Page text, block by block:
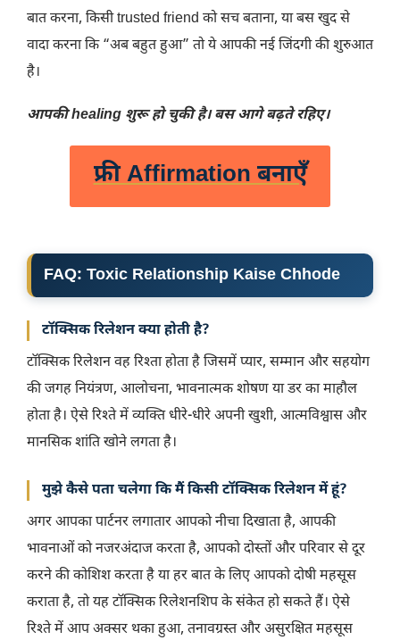
बात करना, किसी trusted friend को सच बताना, या बस खुद से
वादा करना कि “अब बहुत हुआ” तो ये आपकी नई जिंदगी की शुरुआत
है।
आपकी healing शुरू हो चुकी है। बस आगे बढ़ते रहिए।
फ्री Affirmation बनाएँ
FAQ: Toxic Relationship Kaise Chhode
टॉक्सिक रिलेशन क्या होती है?
टॉक्सिक रिलेशन वह रिश्ता होता है जिसमें प्यार, सम्मान और सहयोग
की जगह नियंत्रण, आलोचना, भावनात्मक शोषण या डर का माहौल
होता है। ऐसे रिश्ते में व्यक्ति धीरे-धीरे अपनी खुशी, आत्मविश्वास और
मानसिक शांति खोने लगता है।
मुझे कैसे पता चलेगा कि मैं किसी टॉक्सिक रिलेशन में हूं?
अगर आपका पार्टनर लगातार आपको नीचा दिखाता है, आपकी
भावनाओं को नजरअंदाज करता है, आपको दोस्तों और परिवार से दूर
करने की कोशिश करता है या हर बात के लिए आपको दोषी महसूस
कराता है, तो यह टॉक्सिक रिलेशनशिप के संकेत हो सकते हैं। ऐसे
रिश्ते में आप अक्सर थका हुआ, तनावग्रस्त और असुरक्षित महसूस